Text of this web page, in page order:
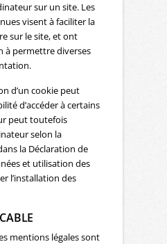
sur un site. Les
visent à faciliter la
sur le site, et ont
à permettre diverses
d’un cookie peut
d’accéder à certains
peut toutefois
selon la
la Déclaration de
et utilisation des
l’installation des
mentions légales sont